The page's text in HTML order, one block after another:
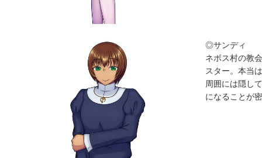
◎サンディ
ネボス村の教
スター。本当
周囲には隠し
になることが